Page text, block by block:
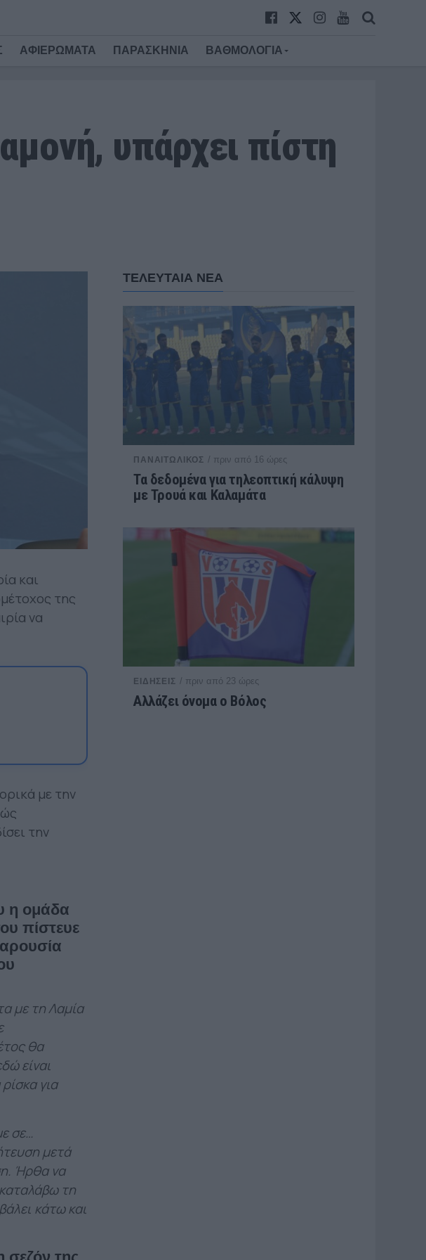
ΑΦΙΕΡΩΜΑΤΑ ΠΑΡΑΣΚΗΝΙΑ ΒΑΘΜΟΛΟΓΙΑ
υπάρχει πίστη
και
της
να
με την
την
η ομάδα
πίστευε
με τη Λαμία
θα
είναι
για
σε…
μετά
Ήρθα να
τη
κάτω και
ΤΕΛΕΥΤΑΙΑ ΝΕΑ
ΠΑΝΑΙΤΩΛΙΚΟΣ / πριν από 16 ώρες
Τα δεδομένα για τηλεοπτική κάλυψη
με Τρουά και Καλαμάτα
ΕΙΔΗΣΕΙΣ / πριν από 23 ώρες
Αλλάζει όνομα ο Βόλος